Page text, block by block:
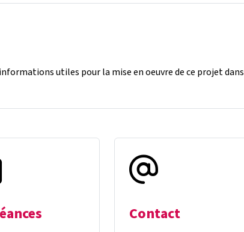
utiles pour la mise en oeuvre de ce projet dans
Contact